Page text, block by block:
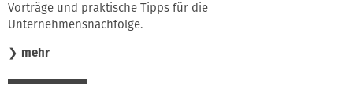
Vorträge und praktische Tipps für die
Unternehmensnachfolge.
❯ mehr